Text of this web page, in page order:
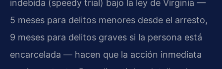
indebida (speedy trial) bajo la ley de Virginia —
5 meses para delitos menores desde el arresto,
9 meses para delitos graves si la persona está
encarcelada — hacen que la acción inmediata